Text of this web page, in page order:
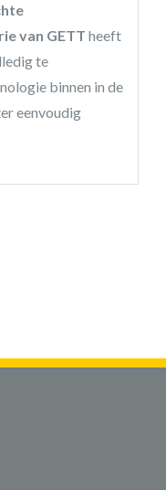
van GETT heeft
te
binnen in de
eenvoudig